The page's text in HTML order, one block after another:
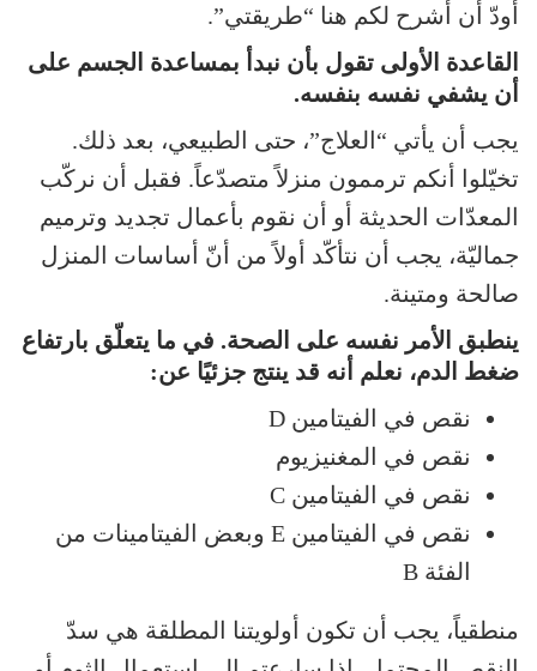
أودّ أن أشرح لكم هنا “طريقتي”.
القاعدة الأولى تقول بأن نبدأ بمساعدة الجسم على
أن يشفي نفسه بنفسه.
يجب أن يأتي “العلاج”، حتى الطبيعي، بعد ذلك.
تخيّلوا أنكم ترممون منزلاً متصدّعاً. فقبل أن نركّب
المعدّات الحديثة أو أن نقوم بأعمال تجديد وترميم
جماليّة، يجب أن نتأكّد أولاً من أنّ أساسات المنزل
صالحة ومتينة.
ينطبق الأمر نفسه على الصحة. في ما يتعلّق بارتفاع
ضغط الدم، نعلم أنه قد ينتج جزئيًا عن:
نقص في الفيتامين D
نقص في المغنيزيوم
نقص في الفيتامين C
نقص في الفيتامين E وبعض الفيتامينات من
الفئة B
منطقياً، يجب أن تكون أولويتنا المطلقة هي سدّ